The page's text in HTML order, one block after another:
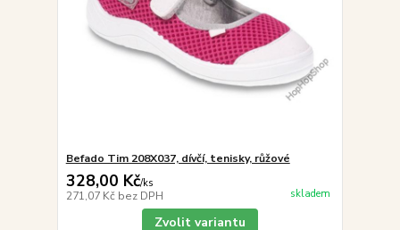
Befado Tim 208X037, dívčí, tenisky, růžové
328,00 Kč/ks
271,07 Kč bez DPH skladem
Zvolit variantu